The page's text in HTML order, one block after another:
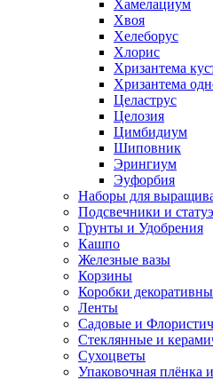
Хамелациум
Хвоя
Хелеборус
Хлорис
Хризантема
Хризантема
Целаструс
Целозия
Цимбидиум
Шиповник
Эрингиум
Эуфорбия
Наборы для
Подсвечники и
Грунты и Удобрения
Кашпо
Железные вазы
Корзины
Коробки
Ленты
Садовые и
Стеклянные и
Сухоцветы
Упаковочная плёнка